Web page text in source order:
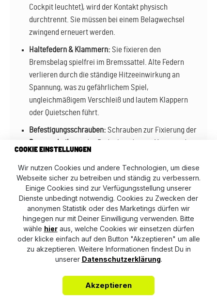
Cockpit leuchtet), wird der Kontakt physisch
durchtrennt. Sie müssen bei einem Belagwechsel
zwingend erneuert werden.
Haltefedern & Klammern: Sie fixieren den
Bremsbelag spielfrei im Bremssattel. Alte Federn
verlieren durch die ständige Hitzeeinwirkung an
Spannung, was zu gefährlichem Spiel,
ungleichmäßigem Verschleiß und lautem Klappern
oder Quietschen führt.
Befestigungsschrauben: Schrauben zur Fixierung der
Festigkeitsvorgaben. Originalschrauben verfügen oft
über eine werkseitig aufgetragene mikroverkapselte
Schraubensicherung.
Führungsbolzen & Manschetten:Ein reibungsloses
Gleiten des Bremssattels ist unerlässlich. Originale
Schutzmanschetten bewahren die Bolzen vor
eindringendem Schmutz und Nässe, um ein
Festsetzen der Bremse zu verhindern.
WARUM ORIGINAL ZUBEHÖR DEN
COOKIE EINSTELLUNGEN
Wir nutzen Cookies und andere Technologien, um diese
Webseite sicher zu betreiben und ständig zu verbessern.
Einige Cookies sind zur Verfügungsstellung unserer
Dienste unbedingt notwendig. Cookies zu Zwecken der
anonymen Statistik oder des Marketings dürfen wir
hingegen nur mit Deiner Einwilligung verwenden. Bitte
wähle hieraus, welche Cookies wir einsetzen dürfen
oder klicke einfach auf den Button "Akzeptieren" um alle
zu akzeptieren. Weitere Informationen findest Du in
unserer Datenschutzerklärung.
Akzeptieren